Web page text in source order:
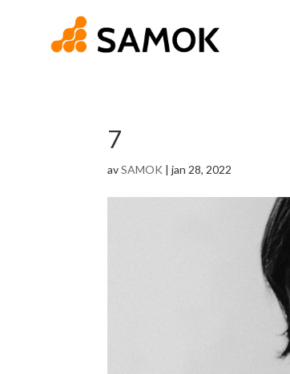
7
avSAMOK |jan 28, 2022